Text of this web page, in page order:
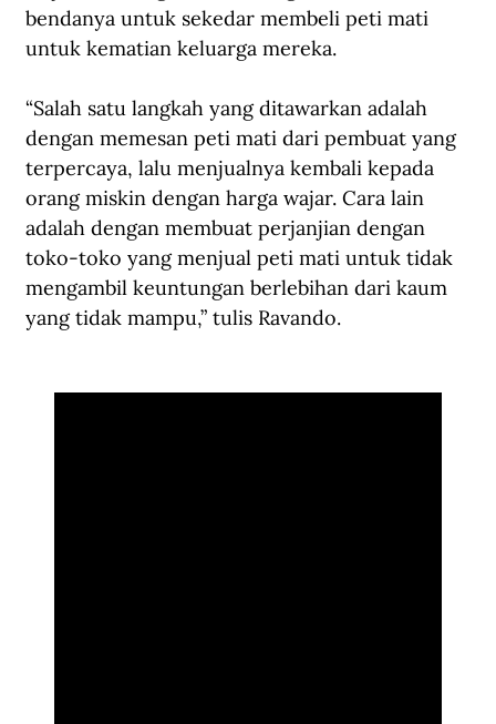
bendanya untuk sekedar membeli peti mati
untuk kematian keluarga mereka.
“Salah satu langkah yang ditawarkan adalah
dengan memesan peti mati dari pembuat yang
terpercaya, lalu menjualnya kembali kepada
orang miskin dengan harga wajar. Cara lain
adalah dengan membuat perjanjian dengan
toko-toko yang menjual peti mati untuk tidak
mengambil keuntungan berlebihan dari kaum
yang tidak mampu,” tulis Ravando.